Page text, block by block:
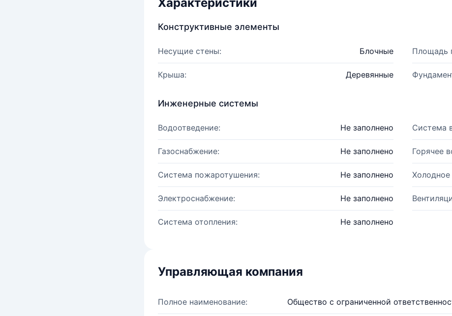
Конструктивные элементы
Несущие стены: Блочные Площадь
Крыша: Деревянные
Инженерные системы
Водоотведение: Не заполнено Система
Газоснабжение: Не заполнено Горячее
Система пожаротушения: Не заполнено
Электроснабжение: Не заполнено
Система отопления: Не заполнено
Управляющая компания
Полное наименование: Общество с ограниченной